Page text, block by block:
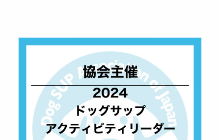
スタッフ紹介